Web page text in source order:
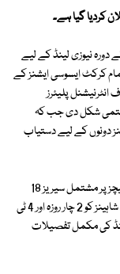
نیوزی لینڈ کے لیے
کرکٹ ایسوسی ایشنز کے
انٹرنیشنل پلیئرز
حتمی شکل دی جب کہ
دونوں کے لیے دستیاب
پاکستان اور نیوزی لینڈ کے مابین 3 ٹی ٹوئنٹی اور 2 ٹیسٹ میچز پر مشتمل سیریز 18
دسمبر سے7 جنوری تک جاری رہے گی، اس دوران پاکستان شاہینز کو 2 چار روزہ اور 4 ٹی
کی مکمل تفصیلات